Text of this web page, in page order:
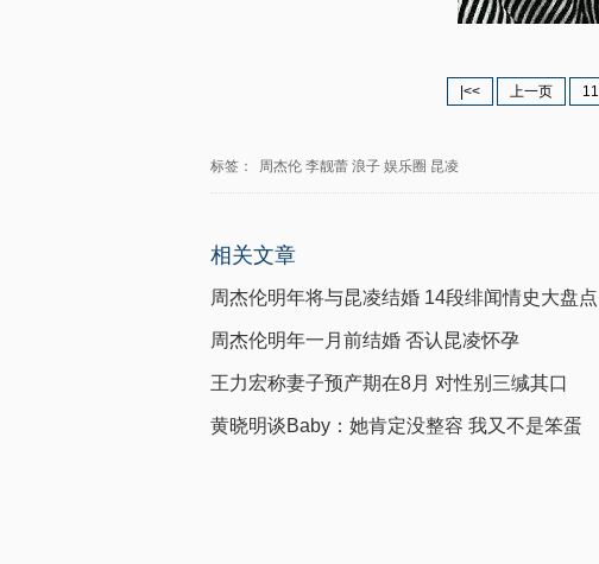
|<< 上一页 11
标签： 周杰伦 李靓蕾 浪子 娱乐圈 昆凌
相关文章
周杰伦明年将与昆凌结婚 14段绯闻情史大盘点
周杰伦明年一月前结婚 否认昆凌怀孕
王力宏称妻子预产期在8月 对性别三缄其口
黄晓明谈Baby：她肯定没整容 我又不是笨蛋